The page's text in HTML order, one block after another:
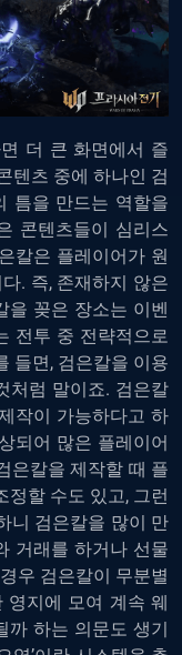
더 큰 화면에서 즐
텐츠 중에 하나인 검
틈을 만드는 역할을
콘텐츠들이 심리스
칼은 플레이어가 원
. 즉, 존재하지 않은
을 꽂은 장소는 이벤
전투 중 전략적으로
들면, 검은칼을 이용
처럼 말이죠. 검은칼
작이 가능하다고 하
되어 많은 플레이어
은칼을 제작할 때 플
정할 수도 있고, 그런
니 검은칼을 많이 만
거래를 하거나 선물
우 검은칼이 무분별
영지에 모여 계속 웨
까 하는 의문도 생기